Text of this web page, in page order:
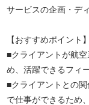
サービスの企画・デ
【おすすめポイント】
■クライアントが航
め、活躍できるフィ
■クライアントとの
で仕事ができるため